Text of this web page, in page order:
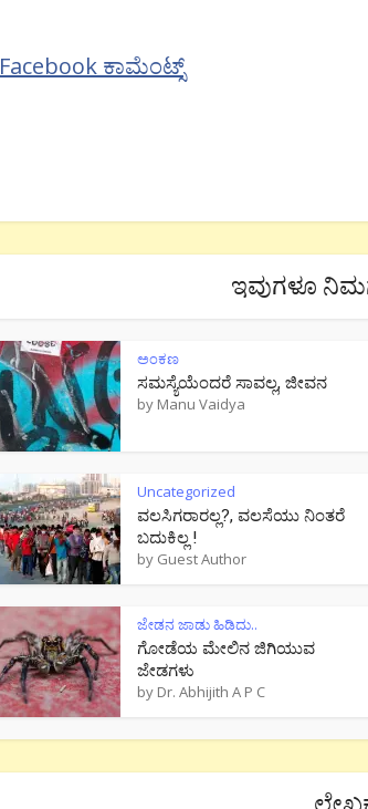
Facebook ಕಾಮೆಂಟ್ಸ್
ಇವುಗಳೂ
ಅಂಕಣ
ಸಮಸ್ಯೆಯೆಂದರೆ ಸಾವಲ್ಲ, ಜೀವನ
by Manu Vaidya
Uncategorized
ವಲಸಿಗರಾರಲ್ಲ?, ವಲಸೆಯು ನಿಂತರೆ
ಬದುಕಿಲ್ಲ !
by Guest Author
ಜೇಡನ ಜಾಡು ಹಿಡಿದು..
ಗೋಡೆಯ ಮೇಲಿನ ಜಿಗಿಯುವ
ಜೇಡಗಳು
by Dr. Abhijith A P C